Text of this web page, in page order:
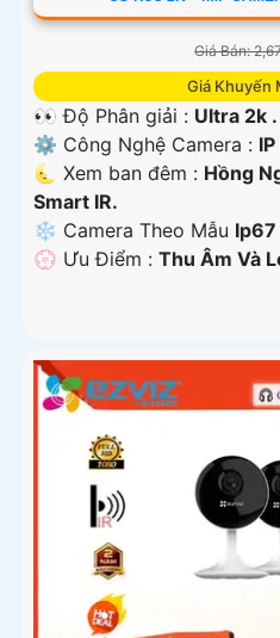
Giá Bán:
Giá Khuyến
👀 Độ Phân giải : Ultra 2k .
⚙ Công Nghệ Camera :
🌜 Xem ban đêm : Hồng
Smart IR.
❄ Camera Theo Mẫu
️💮 Ưu Điểm : Thu Âm Và